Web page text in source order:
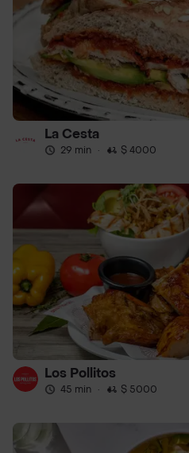
La Cesta
29 min · $ 4000
Los Pollitos
45 min · $ 5000